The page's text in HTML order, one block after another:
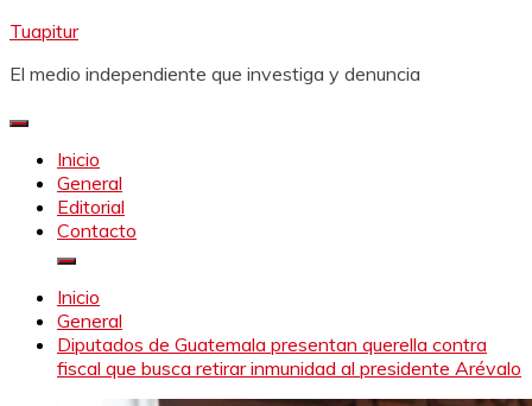
Saltar
contenido
Tuapitur
El medio independiente que investiga y denuncia
Inicio
General
Editorial
Contacto
Inicio
General
Diputados de Guatemala presentan querella contra
fiscal que busca retirar inmunidad al presidente Arévalo